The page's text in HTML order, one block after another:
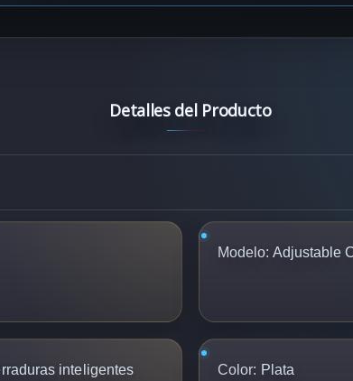
Detalles del Producto
Modelo: Adjustable
inteligentes
Color: Plata